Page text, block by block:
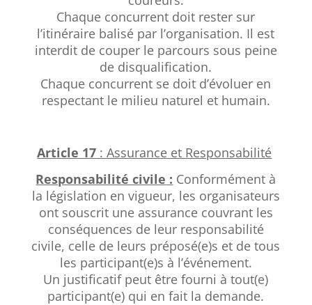
Chaque concurrent doit rester sur
l’itinéraire balisé par l’organisation. Il est
interdit de couper le parcours sous peine
de disqualification.
Chaque concurrent se doit d’évoluer en
respectant le milieu naturel et humain.
Article 17 : Assurance et Responsabilité
Responsabilité civile : Conformément à
la législation en vigueur, les organisateurs
ont souscrit une assurance couvrant les
conséquences de leur responsabilité
civile, celle de leurs préposé(e)s et de tous
les participant(e)s à l’événement.
Un justificatif peut être fourni à tout(e)
participant(e) qui en fait la demande.